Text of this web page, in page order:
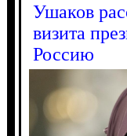
Ушаков
визита
Россию